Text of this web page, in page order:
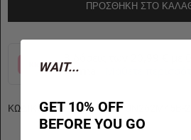
ΠΡΟΣΘΗΚΗ ΣΤΟ
3 δόσεις των 20,99 € με
Klarna
ΚΩΔΙΚΟΣ ΠΡΟΪΟΝΤΟΣ: APUN262M45B-
WAIT...
GET 10% OFF
BEFORE YOU GO